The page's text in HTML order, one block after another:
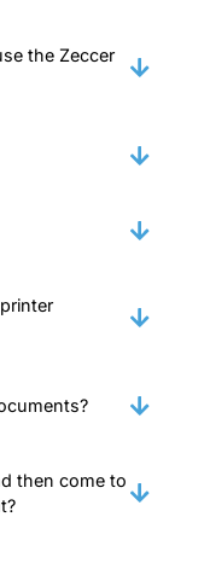
the Zeccer
then come to